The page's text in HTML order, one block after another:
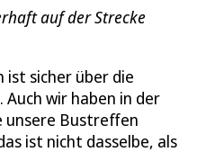
auf der Strecke
ist sicher über die
wir haben in der
unsere Bustreffen
ist nicht dasselbe, als